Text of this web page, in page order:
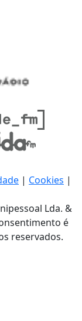
| Cookies |
Lda. &
é
reservados.